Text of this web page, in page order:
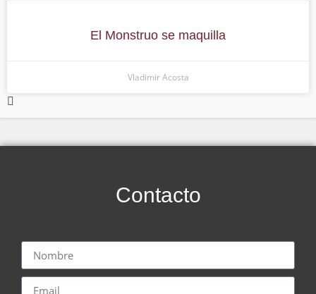
El Monstruo se maquilla
Vladimir Acosta
Contacto